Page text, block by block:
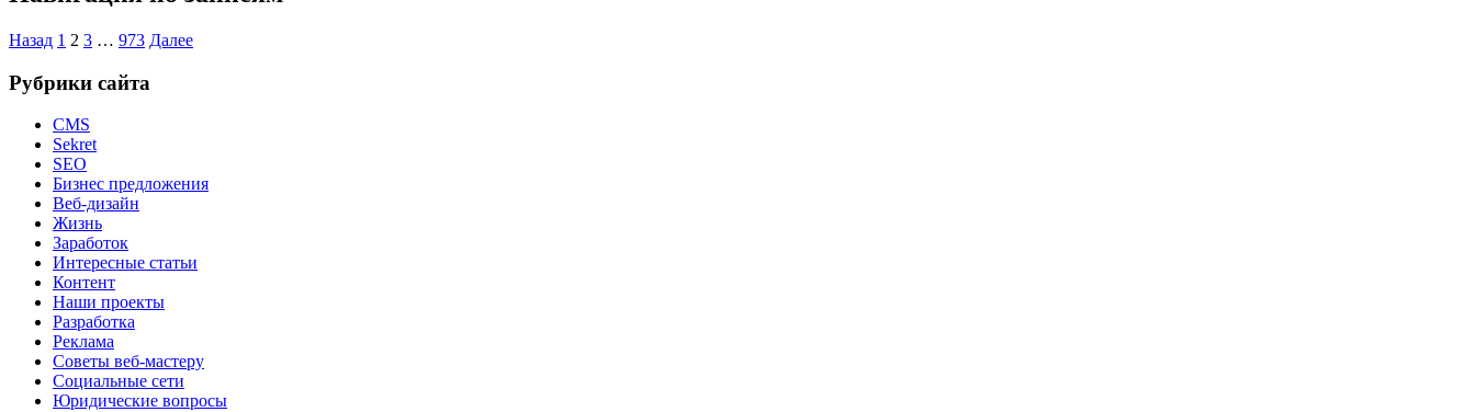
Назад 1 2 3 … 973 Далее
Рубрики сайта
CMS
Sekret
SEO
Бизнес предложения
Веб-дизайн
Жизнь
Заработок
Интересные статьи
Контент
Наши проекты
Разработка
Реклама
Советы веб-мастеру
Социальные сети
Юридические вопросы